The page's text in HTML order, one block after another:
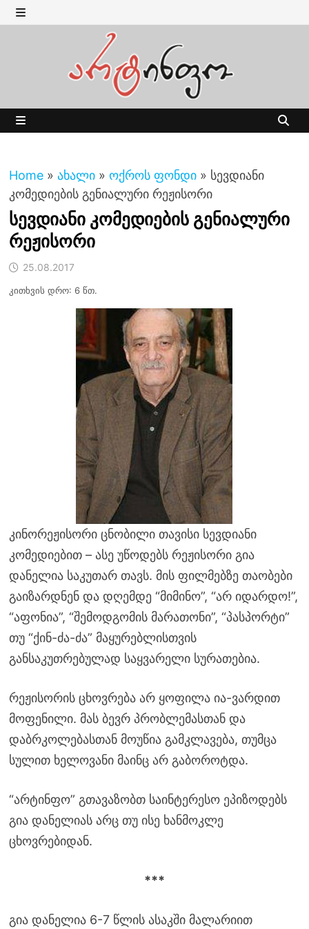
Skip
to MENU
Home » ახალი » ოქროს ფონდი » სევდიანი
კომედიების გენიალური რეჟისორი
სევდიანი კომედიების გენიალური
რეჟისორი
25.08.2017
კითხვის დრო: 6 წთ.
კინორეჟისორი ცნობილი თავისი სევდიანი
კომედიებით – ასე უწოდებს რეჟისორი გია
დანელია საკუთარ თავს. მის ფილმებზე თაობები
გაიზარდნენ და დღემდე “მიმინო”, “არ იდარდო!”,
“აფონია”, “შემოდგომის მარათონი”, “პასპორტი”
თუ “ქინ-ძა-ძა” მაყურებლისთვის
განსაკუთრებულად საყვარელი სურათებია.
რეჟისორის ცხოვრება არ ყოფილა ია-ვარდით
მოფენილი. მას ბევრ პრობლემასთან და
დაბრკოლებასთან მოუწია გამკლავება, თუმცა
სულით ხელოვანი მაინც არ გაბოროტდა.
“არტინფო” გთავაზობთ საინტერესო ეპიზოდებს
გია დანელიას არც თუ ისე ხანმოკლე
ცხოვრებიდან.
***
გია დანელია 6-7 წლის ასაკში მალარიით